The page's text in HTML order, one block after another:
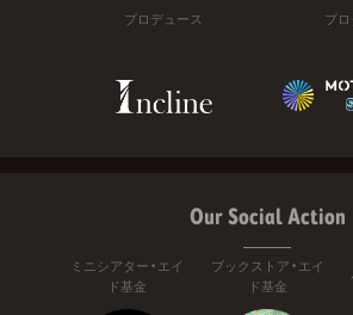
プロデュース プ
Our Social Action
ミニシアター・エイ
ド基金
ブックストア・エイ
ド基金